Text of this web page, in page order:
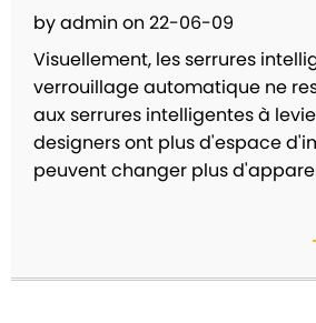
by admin on 22-06-09
Visuellement, les serrures
verrouillage automatique ne
aux serrures intelligentes à
designers ont plus d'espace
peuvent changer plus